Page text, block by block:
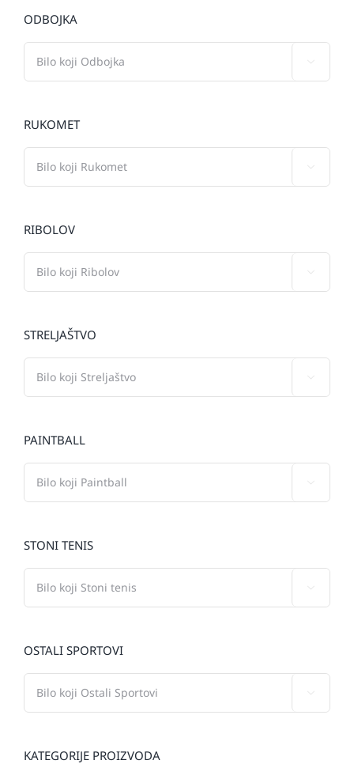
ODBOJKA
RUKOMET
RIBOLOV
STRELJAŠTVO
PAINTBALL
STONI TENIS
OSTALI SPORTOVI
KATEGORIJE PROIZVODA